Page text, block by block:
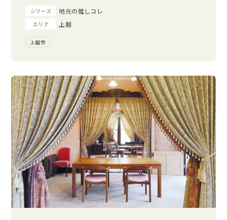
シリーズ 地元の推しコレ
エリア 上越
上越市